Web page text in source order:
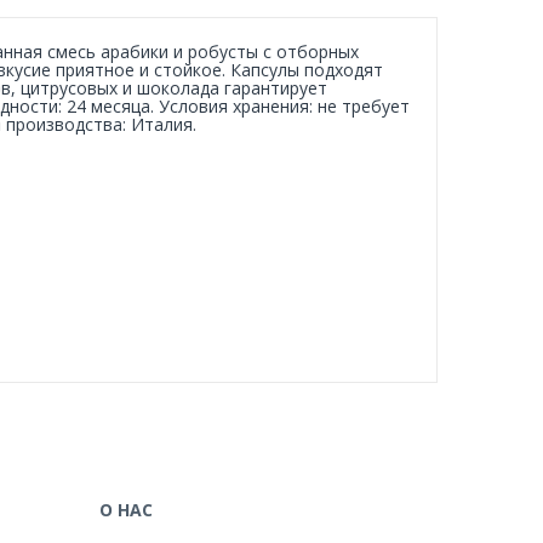
смесь арабики и робусты с отборных
приятное и стойкое. Капсулы подходят
цитрусовых и шоколада гарантирует
24 месяца. Условия хранения: не требует
Италия.
О НАС